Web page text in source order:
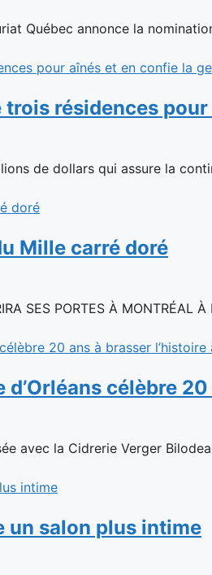
Québec annonce la
trois résidences
de dollars qui assure la
Mille carré doré
SES PORTES À
d’Orléans célèbre
avec la Cidrerie Verger
un salon plus intime